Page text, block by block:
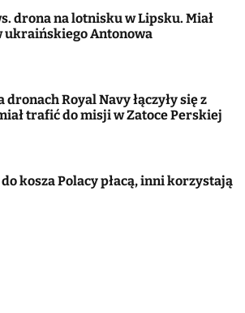
drona na lotnisku w Lipsku. Miał
ukraińskiego Antonowa
Royal Navy łączyły się z
trafić do misji w Zatoce Perskiej
kosza Polacy płacą, inni korzystają